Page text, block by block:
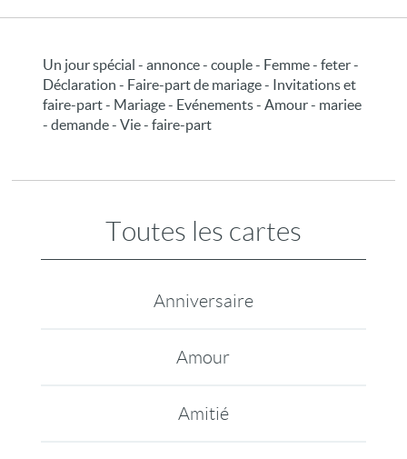
Un jour spécial - annonce - couple - Femme - feter -
Déclaration - Faire-part de mariage - Invitations et
faire-part - Mariage - Evénements - Amour - mariee
- demande - Vie - faire-part
Toutes les cartes
Anniversaire
Amour
Amitié